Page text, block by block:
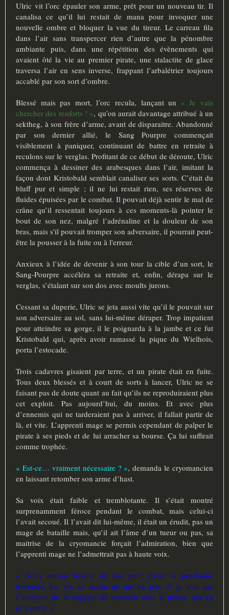
Ulric vit l’orc épauler son arme, prêt pour un nouveau tir. Il
canalisa ce qu’il lui restait de mana pour invoquer une
nouvelle ombre et bloquer la vue du tireur. Le carreau fila
dans l’air sans transpercer rien d’autre que la pénombre
ambiante puis, dans une répétition des évènements qui
avaient ôté la vie au premier pirate, une stalactite de glace
traversa l’air en sens inverse, frappant l’arbalétrier toujours
accablé par son sort d’ombre.
Blessé mais pas mort, l’orc recula, lançant un « Je vais
chercher des renforts ! », qu’on aurait davantage attribué à un
sektheg, à son frère d’arme, avant de disparaitre. Abandonné
par son dernier allié, le Sang Pourpre commençait
visiblement à paniquer, continuant de battre en retraite à
reculons sur le verglas. Profitant de ce début de déroute, Ulric
commença à dessiner des arabesques dans l’air, imitant la
façon dont Kristobald semblait canaliser ses sorts. C’était du
bluff pur et simple ; il ne lui restait rien, ses réserves de
fluides épuisées par le combat. Il pouvait déjà sentir le mal de
crâne qu’il ressentait toujours à ces moments-là pointer le
bout de son nez, malgré l’adrénaline et la douleur de son
bras, mais s'il pouvait tromper son adversaire, il pourrait peut-
être la pousser à la fuite ou à l'erreur.
Anxieux à l’idée de devenir à son tour la cible d’un sort, le
Sang-Pourpre accéléra sa retraite et, enfin, dérapa sur le
verglas, s’étalant sur son dos avec moults jurons.
Cessant sa duperie, Ulric se jeta aussi vite qu’il le pouvait sur
son adversaire au sol, sans lui-même déraper. Trop impatient
pour atteindre sa gorge, il le poignarda à la jambe et ce fut
Kristobald qui, après avoir ramassé la pique du Wielhois,
porta l’estocade.
Trois cadavres gisaient par terre, et un pirate était en fuite.
Tous deux blessés et à court de sorts à lancer, Ulric ne se
faisant pas de doute quant au fait qu’ils ne reproduiraient plus
cet exploit. Pas aujourd’hui, du moins. Et avec plus
d’ennemis qui ne tarderaient pas à arriver, il fallait partir de
là, et vite. L’apprenti mage se permis cependant de palper le
pirate à ses pieds et de lui arracher sa bourse. Ça lui suffirait
comme trophée.
« Est-ce… vraiment nécessaire ? », demanda le cryomancien
en laissant retomber son arme d’hast.
Sa voix était faible et tremblotante. Il s’était montré
surprenamment féroce pendant le combat, mais celui-ci
l’avait secoué. Il l’avait dit lui-même, il était un érudit, pas un
mage de bataille mais, qu’il ait l’âme d’un tueur ou pas, sa
maitrise de la cryomancie forçait l’admiration, bien que
l’apprenti mage ne l’admettrait pas à haute voix.
« Nous aurons besoin de yus pour payer la prochaine
traversée. La vie de marin ne me va pas, et je n’ai pas
l’intention de m’engager de nouveau avec la poisse que ça
m’a porté. »